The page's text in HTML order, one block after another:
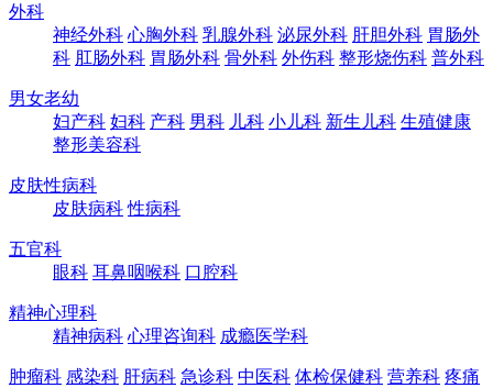
外科
神经外科 心胸外科 乳腺外科 泌尿外科 肝胆外科 胃肠外
科 肛肠外科 胃肠外科 骨外科 外伤科 整形烧伤科 普外科
男女老幼
妇产科 妇科 产科 男科 儿科 小儿科 新生儿科 生殖健康
整形美容科
皮肤性病科
皮肤病科 性病科
五官科
眼科 耳鼻咽喉科 口腔科
精神心理科
精神病科 心理咨询科 成瘾医学科
肿瘤科 感染科 肝病科 急诊科 中医科 体检保健科 营养科 疼痛